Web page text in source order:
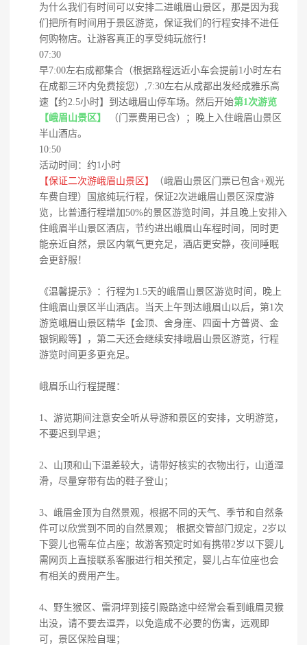
为什么我们有时间可以安排二进峨眉山景区，那是因为我
们把所有时间用于景区游览，保证我们的行程安排不进任
何购物店。让游客真正的享受纯玩旅行！
07:30
早7:00左右成都集合（根据路程远近小车会提前1小时左右
在成都三环内免费接您）,7:30左右从成都出发经成雅乐高
速【约2.5小时】到达峨眉山停车场。然后开始第1次游览
【峨眉山景区】
（门票费用已含）；晚上入住峨眉山景区
半山酒店。
10:50
活动时间：约1小时
【保证二次游峨眉山景区】
（峨眉山景区门票已包含+观光
车费自理）国旅纯玩行程，保证2次进峨眉山景区深度游
览，比普通行程增加50%的景区游览时间，并且晚上安排入
住峨眉半山景区酒店，节约进出峨眉山车程时间，同时更
能亲近自然，景区内氧气更充足，酒店更安静，夜间睡眠
会更舒服！
《温馨提示》：行程为1.5天的峨眉山景区游览时间，晚上
住峨眉山景区半山酒店。当天上午到达峨眉山以后，第1次
游览峨眉山景区精华【金顶、舍身崖、四面十方普贤、金
银铜殿等】，第二天还会继续安排峨眉山景区游览，行程
游览时间更多更充足。
峨眉乐山行程提醒：
1、游览期间注意安全听从导游和景区的安排，文明游览，
不要迟到早退；
2、山顶和山下温差较大，请带好核实的衣物出行，山道湿
滑，尽量穿带有齿的鞋子登山；
3、峨眉金顶为自然景观，根据不同的天气、季节和自然条
件可以欣赏到不同的自然景观； 根据交管部门规定，2岁以
下婴儿也需车位占座；故游客预定时如有携带2岁以下婴儿
需网页上直接联系客服进行相关预定，婴儿占车位座也会
有相关的费用产生。
4、野生猴区、雷洞坪到接引殿路途中经常会看到峨眉灵猴
出没，请不要去逗弄，以免造成不必要的伤害，远观即
可，景区保险自理；